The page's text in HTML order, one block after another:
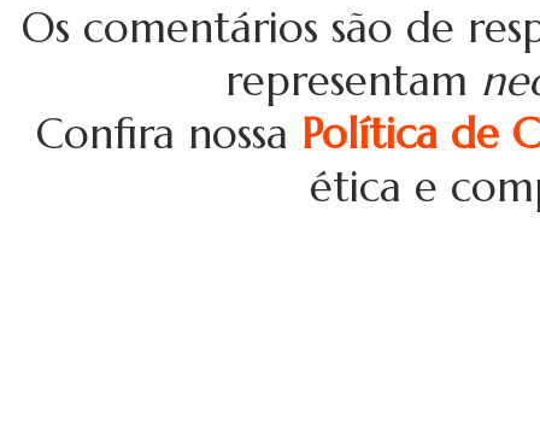
Os comentários são de
representam
Confira nossa Política de
ética e